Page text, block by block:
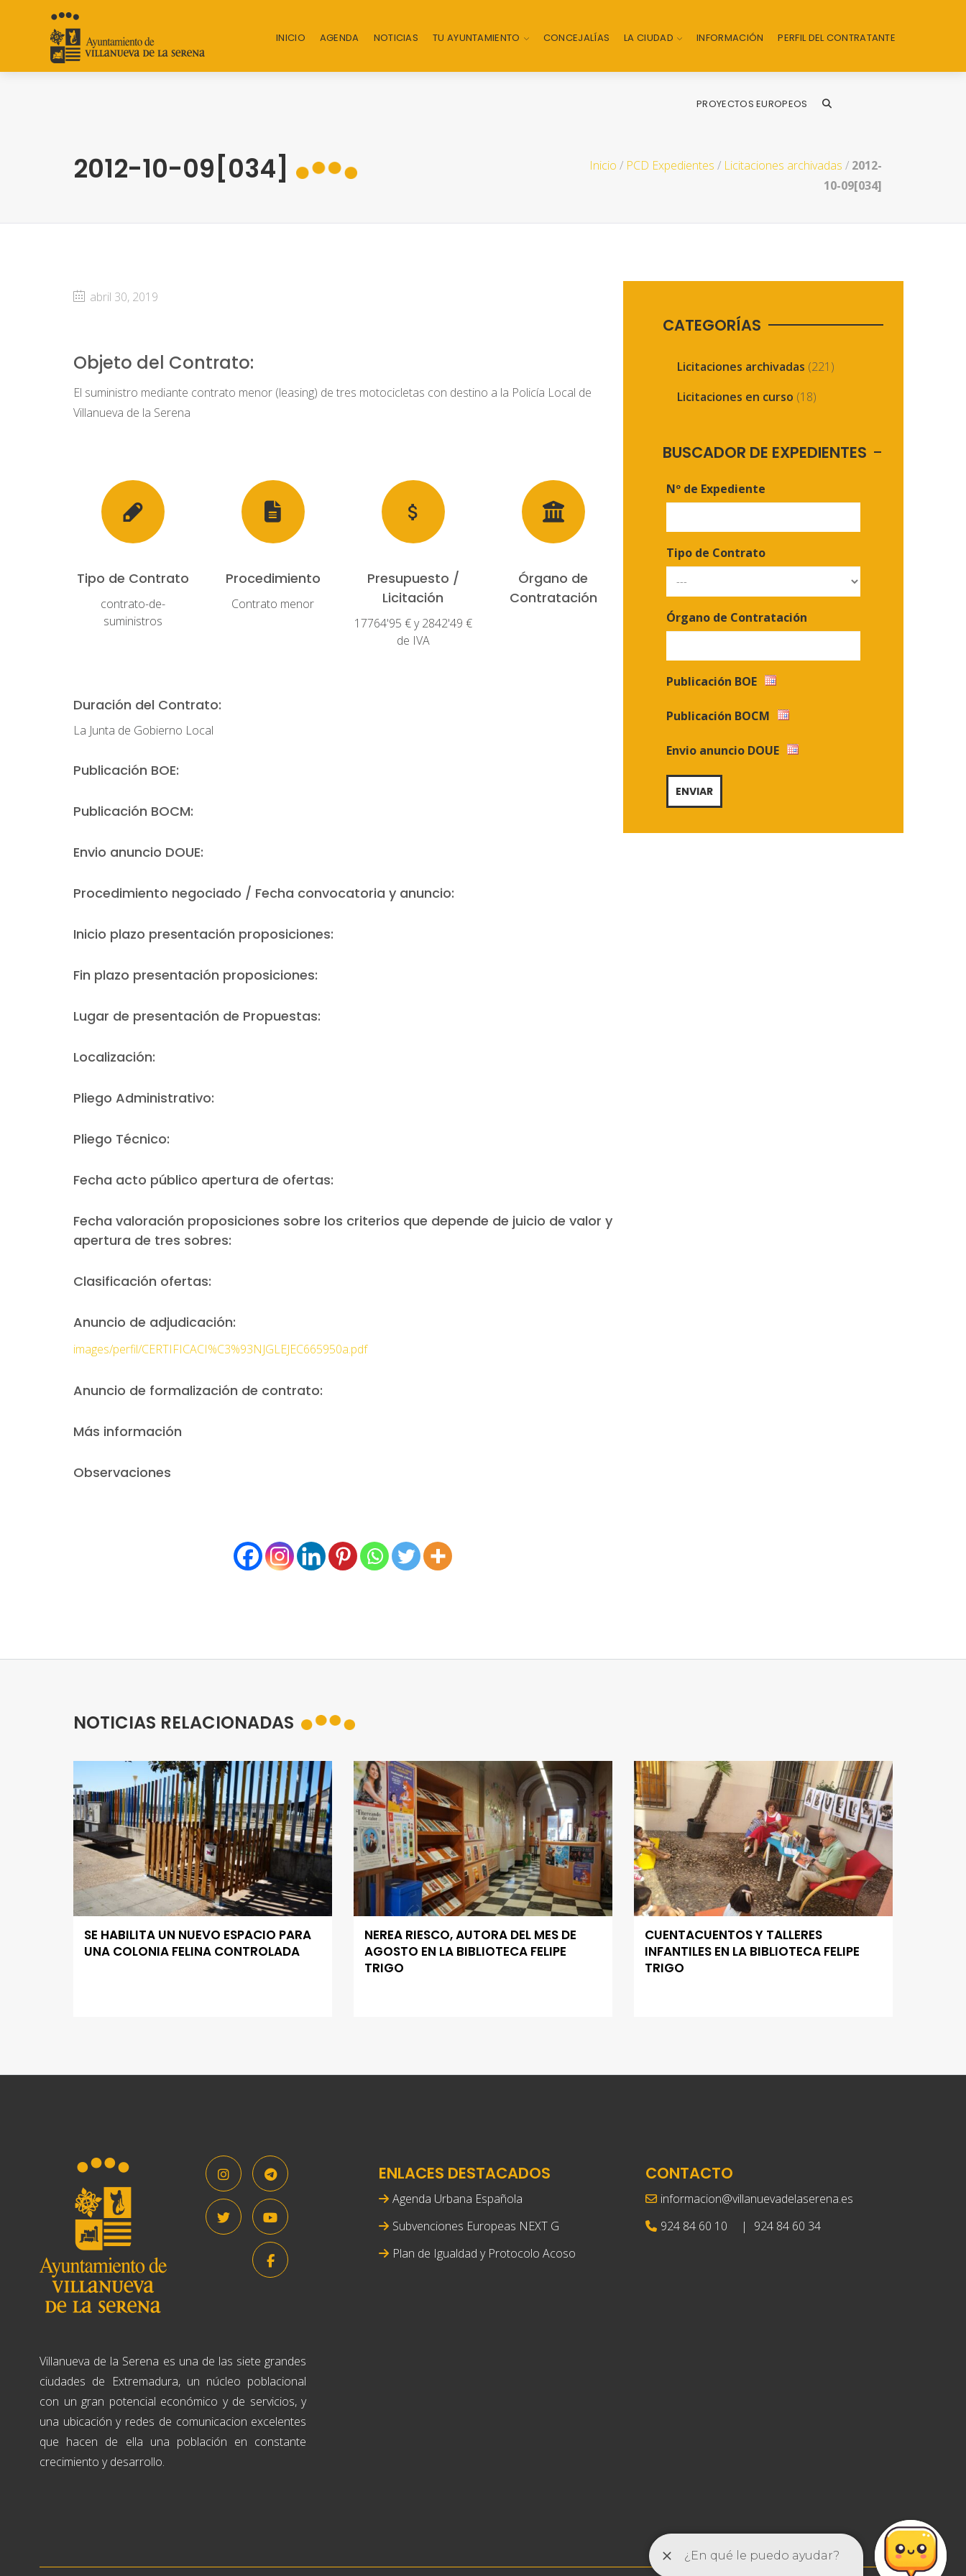
INICIO AGENDA NOTICIAS TU AYUNTAMIENTO CONCEJALÍAS LA CIUDAD INFORMACIÓN PERFIL DEL CONTRATANTE
PROYECTOS EUROPEOS
2012-10-09[034] Inicio / PCD Expedientes / Licitaciones archivadas / 2012-
10-09[034]
abril 30, 2019
Objeto del Contrato:
El suministro mediante contrato menor (leasing) de tres motocicletas con destino a la Policía Local de
Villanueva de la Serena
Tipo de Contrato
contrato-de-
suministros
Procedimiento
Contrato menor
Presupuesto /
Licitación
17764'95 € y 2842'49 €
de IVA
Órgano de
Contratación
Duración del Contrato:
La Junta de Gobierno Local
Publicación BOE:
Publicación BOCM:
Envio anuncio DOUE:
Procedimiento negociado / Fecha convocatoria y anuncio:
Inicio plazo presentación proposiciones:
Fin plazo presentación proposiciones:
Lugar de presentación de Propuestas:
Localización:
Pliego Administrativo:
Pliego Técnico:
Fecha acto público apertura de ofertas:
Fecha valoración proposiciones sobre los criterios que depende de juicio de valor y
apertura de tres sobres:
Clasificación ofertas:
Anuncio de adjudicación:
images/perfil/CERTIFICACI%C3%93NJGLEJEC665950a.pdf
Anuncio de formalización de contrato:
Más información
Observaciones
CATEGORÍAS
Licitaciones archivadas (221)
Licitaciones en curso (18)
BUSCADOR DE EXPEDIENTES
Nº de Expediente
Tipo de Contrato
Órgano de Contratación
Publicación BOE
Publicación BOCM
Envio anuncio DOUE
NOTICIAS RELACIONADAS
SE HABILITA UN NUEVO ESPACIO PARA
UNA COLONIA FELINA CONTROLADA
NEREA RIESCO, AUTORA DEL MES DE
AGOSTO EN LA BIBLIOTECA FELIPE
TRIGO
CUENTACUENTOS Y TALLERES
INFANTILES EN LA BIBLIOTECA FELIPE
TRIGO
Villanueva de la Serena es una de las siete grandes
ciudades de Extremadura, un núcleo poblacional
con un gran potencial económico y de servicios, y
una ubicación y redes de comunicacion excelentes
que hacen de ella una población en constante
crecimiento y desarrollo.
ENLACES DESTACADOS
Agenda Urbana Española
Subvenciones Europeas NEXT G
Plan de Igualdad y Protocolo Acoso
CONTACTO
informacion@villanuevadelaserena.es
924 84 60 10
| 924 84 60 34